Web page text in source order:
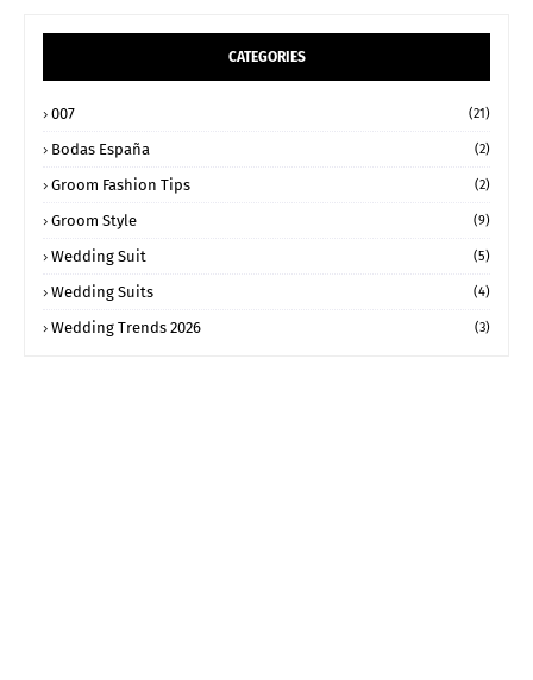
CATEGORIES
007 (21)
Bodas España (2)
Groom Fashion Tips (2)
Groom Style (9)
Wedding Suit (5)
Wedding Suits (4)
Wedding Trends 2026 (3)